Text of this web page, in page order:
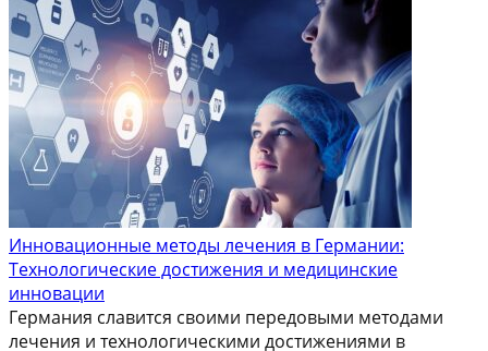
Инновационные методы лечения в Германии:
Технологические достижения и медицинские
инновации
Германия славится своими передовыми методами
лечения и технологическими достижениями в